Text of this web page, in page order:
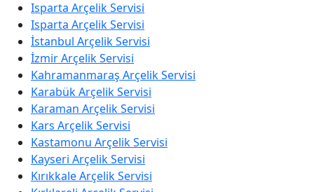
Isparta Arçelik Servisi
Isparta Arçelik Servisi
İstanbul Arçelik Servisi
İzmir Arçelik Servisi
Kahramanmaraş Arçelik Servisi
Karabük Arçelik Servisi
Karaman Arçelik Servisi
Kars Arçelik Servisi
Kastamonu Arçelik Servisi
Kayseri Arçelik Servisi
Kırıkkale Arçelik Servisi